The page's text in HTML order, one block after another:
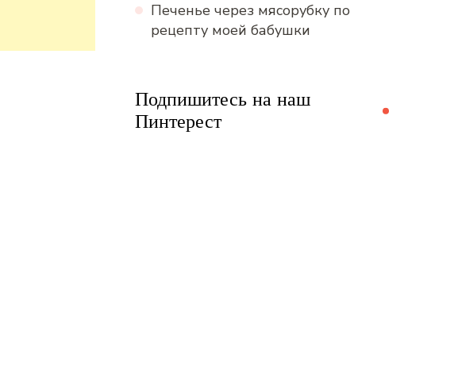
Печенье через мясорубку по
рецепту моей бабушки
Подпишитесь на наш
Пинтерест